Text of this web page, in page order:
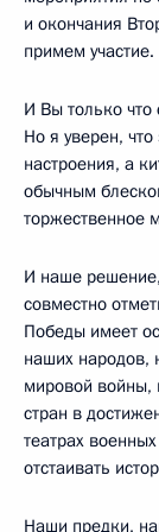
и окончания
примем участие.
И Вы только
Но я уверен,
настроения, а
обычным
торжественное
И наше
совместно
Победы имеет
наших народов,
мировой войны,
стран в
театрах
отстаивать
Наши предки,